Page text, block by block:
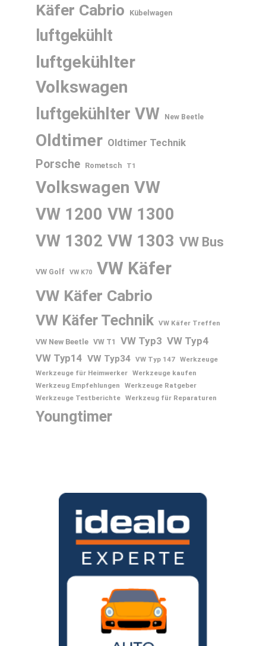
Käfer Cabrio Kübelwagen
luftgekühlt
luftgekühlter
Volkswagen
luftgekühlter VW New Beetle
Oldtimer Oldtimer Technik
Porsche Rometsch T1
Volkswagen VW
VW 1200 VW 1300
VW 1302 VW 1303 VW Bus
VW Golf VW K70 VW Käfer
VW Käfer Cabrio
VW Käfer Technik VW Käfer Treffen
VW New Beetle VW T1 VW Typ3 VW Typ4
VW Typ14 VW Typ34 VW Typ 147 Werkzeuge
Werkzeuge für Heimwerker Werkzeuge kaufen
Werkzeug Empfehlungen
Werkzeuge Ratgeber
Werkzeuge Testberichte Werkzeug für Reparaturen
Youngtimer